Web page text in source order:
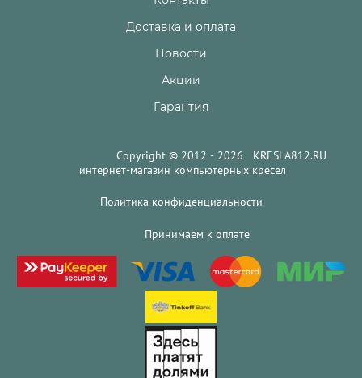
Доставка и оплата
Новости
Акции
Гарантия
Copyright © 2012 - 2026 KRESLA812.RU
интернет-магазин компьютерных кресел
Политика конфиденциальности
Принимаем к оплате